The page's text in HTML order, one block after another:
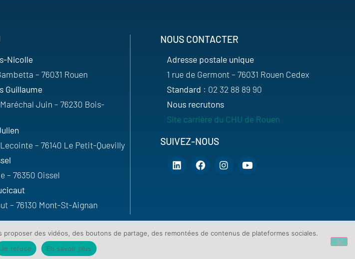
Nicolle
– 76031 Rouen
Guillaume
Juin – 76230 Bois-
– 76140 Le Petit-Quevilly
– 76350 Oissel
– 76130 Mont-St-Aignan
NOUS CONTACTER
Adresse postale unique
1 rue de Germont – 76031 Rouen Cedex
Standard : 02 32 88 89 90
Nous recrutons
Site carrière du CHU de Rouen
SUIVEZ-NOUS
des vidéos, des boutons de partage, des remontées de contenus de plateformes sociales.
Je refuse En savoir plus